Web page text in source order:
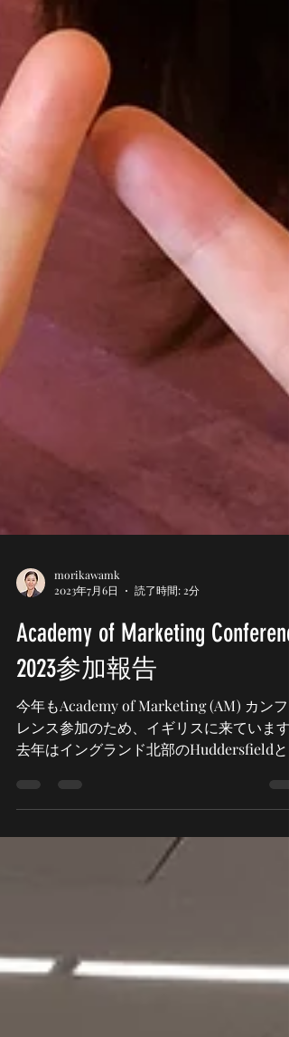
morikawamk
2023年7月6日
読了時間: 2分
Academy of Marketing
2023参加報告
今年もAcademy of Marketing (AM) カンフ
レンス参加のため、イギリスに来ています
去年はイングランド北部のHuddersfieldと
市バーミンガムにあるUniversity of...